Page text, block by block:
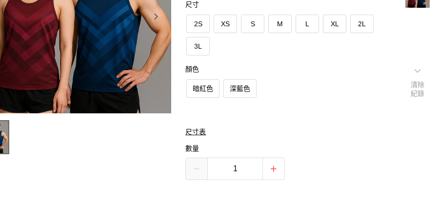
尺寸
2S XS S M L XL 2L
3L
顏色
暗紅色 深藍色
尺寸表
數量
清除
紀錄